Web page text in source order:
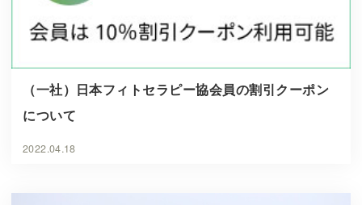
（一社）日本フィトセラピー協会員の割引クーポン
について
2022.04.18